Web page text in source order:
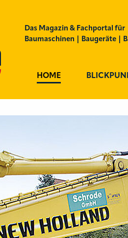
Das Magazin & Fachportal für
Baumaschinen | Baugeräte |
HOME